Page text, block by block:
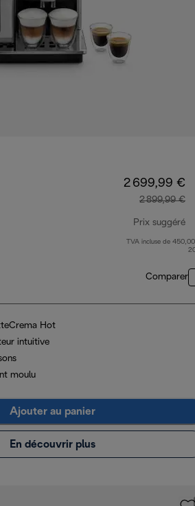
2 699,99 €
2 899,99 €
Prix suggéré
TVA incluse de
Comparer
Hot
intuitive
moulu
Ajouter au panier
En découvrir plus